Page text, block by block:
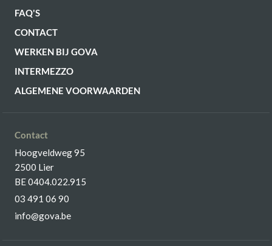
FAQ'S
CONTACT
WERKEN BIJ GOVA
INTERMEZZO
ALGEMENE VOORWAARDEN
Contact
Hoogveldweg 95
2500 Lier
BE 0404.022.915
03 491 06 90
info@gova.be